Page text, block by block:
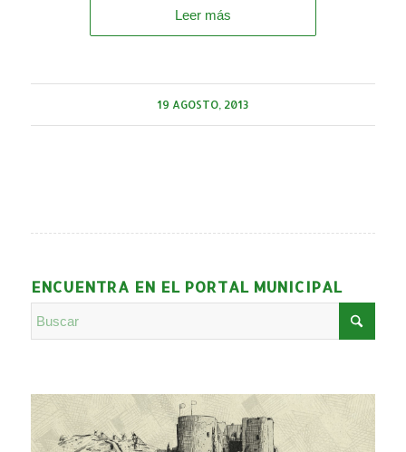
Leer más
19 AGOSTO, 2013
ENCUENTRA EN EL PORTAL MUNICIPAL